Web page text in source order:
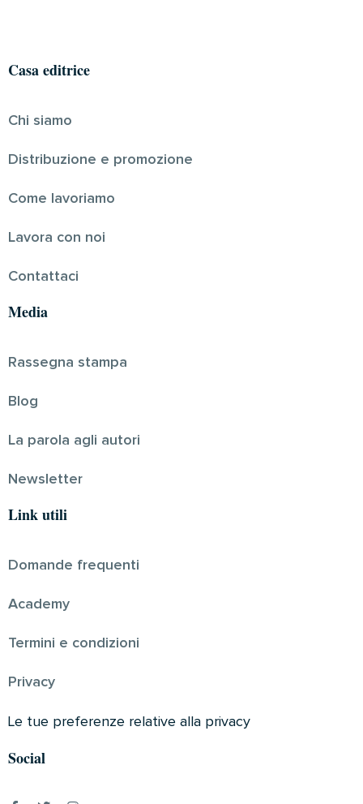
Casa editrice
Chi siamo
Distribuzione e promozione
Come lavoriamo
Lavora con noi
Contattaci
Media
Rassegna stampa
Blog
La parola agli autori
Newsletter
Link utili
Domande frequenti
Academy
Termini e condizioni
Privacy
Le tue preferenze relative alla privacy
Social